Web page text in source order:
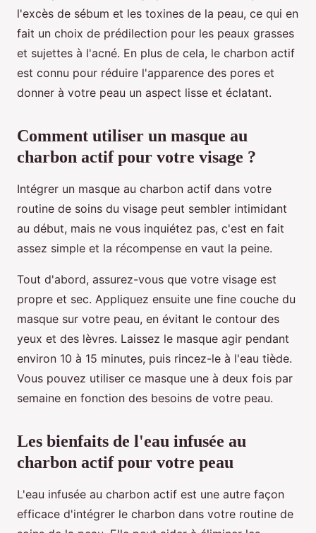
l'excès de sébum et les toxines de la peau, ce qui en
fait un choix de prédilection pour les peaux grasses
et sujettes à l'acné. En plus de cela, le charbon actif
est connu pour réduire l'apparence des pores et
donner à votre peau un aspect lisse et éclatant.
Comment utiliser un masque au
charbon actif pour votre visage ?
Intégrer un masque au charbon actif dans votre
routine de soins du visage peut sembler intimidant
au début, mais ne vous inquiétez pas, c'est en fait
assez simple et la récompense en vaut la peine.
Tout d'abord, assurez-vous que votre visage est
propre et sec. Appliquez ensuite une fine couche du
masque sur votre peau, en évitant le contour des
yeux et des lèvres. Laissez le masque agir pendant
environ 10 à 15 minutes, puis rincez-le à l'eau tiède.
Vous pouvez utiliser ce masque une à deux fois par
semaine en fonction des besoins de votre peau.
Les bienfaits de l'eau infusée au
charbon actif pour votre peau
L'eau infusée au charbon actif est une autre façon
efficace d'intégrer le charbon dans votre routine de